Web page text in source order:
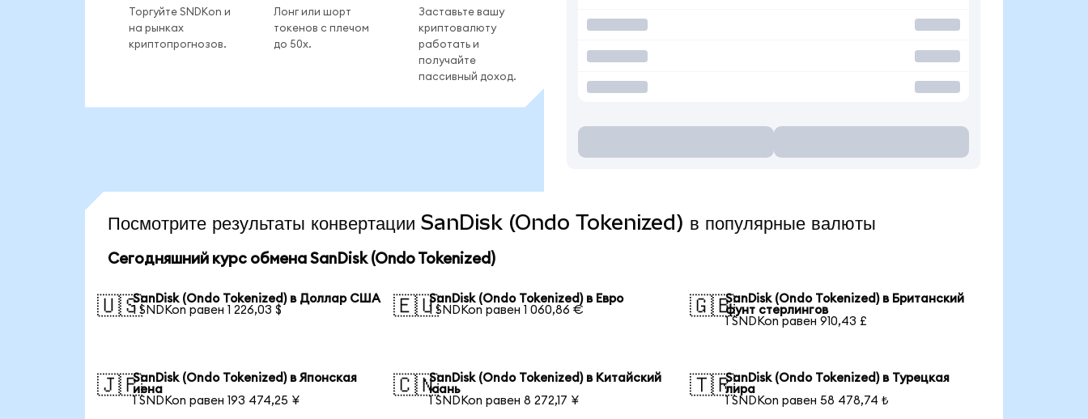
Торгуйте SNDKon и
на рынках
криптопрогнозов.
Лонг или шорт
токенов с плечом
до 50x.
Заставьте вашу
криптовалюту
работать и
получайте
пассивный доход.
Посмотрите результаты конвертации SanDisk (Ondo Tokenized) в популярные валюты
Сегодняшний курс обмена SanDisk (Ondo Tokenized)
🇺🇸SanDisk (Ondo Tokenized) в Доллар США
1 SNDKon равен 1 226,03 $
🇪🇺SanDisk (Ondo Tokenized) в Евро
1 SNDKon равен 1 060,86 €
🇬🇧SanDisk (Ondo Tokenized) в Британский
фунт стерлингов
1 SNDKon равен 910,43 £
🇯🇵SanDisk (Ondo Tokenized) в Японская
иена
1 SNDKon равен 193 474,25 ¥
🇨🇳SanDisk (Ondo Tokenized) в Китайский
юань
1 SNDKon равен 8 272,17 ¥
🇹🇷SanDisk (Ondo Tokenized) в Турецкая
лира
1 SNDKon равен 58 478,74 ₺